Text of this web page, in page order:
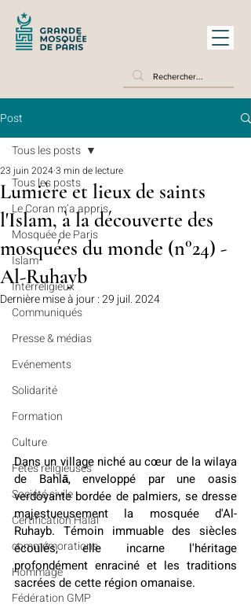
Post
Tous les posts
Le Coran m’a appris
Mosquée de Paris
Islam
Interreligieux
Communiqués
Presse & médias
Evénements
Solidarité
Formation
Culture
Fêtes religieuses
Société civile
Certification Halal
commémorations
Hommage
Fédération GMP
Tous les posts
Lumière et lieux de saints
l'Islam, à la découverte des
mosquées du monde (n°24) -
Al-Ruhayb
23 juin 20243 min de lecture
Dernière mise à jour :29 juil. 2024
Dans un village niché au cœur de la wilaya
de Bahlā, enveloppé par une oasis
verdoyante bordée de palmiers, se dresse
majestueusement la mosquée d'Al-
Ruhayb. Témoin immuable des siècles
écoulés, elle incarne l'héritage
profondément enraciné et les traditions
sacrées de cette région omanaise.